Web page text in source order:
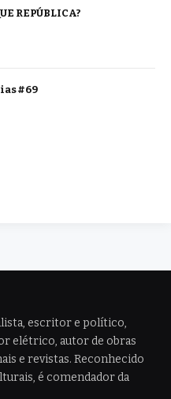
REPÚBLICA?
#69
escritor e político,
elétrico, autor de obras
e revistas. Reconhecido
é comendador da